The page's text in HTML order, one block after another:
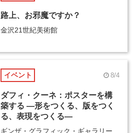
路上、お邪魔ですか？
金沢21世紀美術館
イベント 8/4
ダフィ・クーネ：ポスターを構
築する ―形をつくる、版をつく
る、表現をつくる―
ギンザ・グラフィック・ギャラリー